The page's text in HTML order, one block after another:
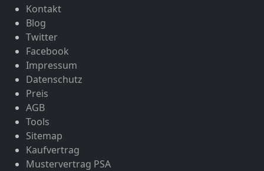
Kontakt
Blog
Twitter
Facebook
Impressum
Datenschutz
Preis
AGB
Tools
Sitemap
Kaufvertrag
Mustervertrag PSA